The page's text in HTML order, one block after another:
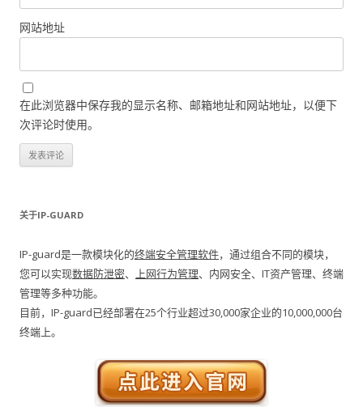
网站地址
在此浏览器中保存我的显示名称、邮箱地址和网站地址，以便下
次评论时使用。
关于IP-GUARD
IP-guard是一款模块化的终端安全管理软件，通过组合不同的模块，
您可以实现数据防泄密、 上网行为管理、内网安全、IT资产管理、终端
管理等多种功能。
目前，IP-guard已经部署在25个行业超过30,000家企业的10,000,000台
终端上。